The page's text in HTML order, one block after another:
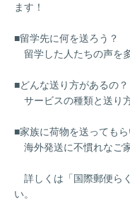
ます！
■留学先に何を送ろう？
留学した人たちの声を
■どんな送り方があるの？
サービスの種類と送り
■家族に荷物を送っても
海外発送に不慣れなご
詳しくは「国際郵便ら
い。